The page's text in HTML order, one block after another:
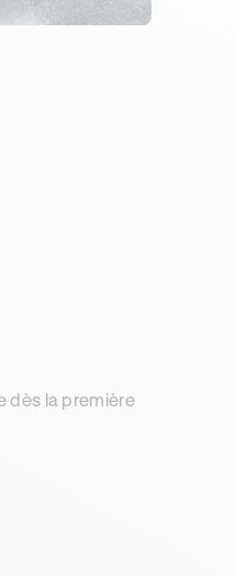
dès la première